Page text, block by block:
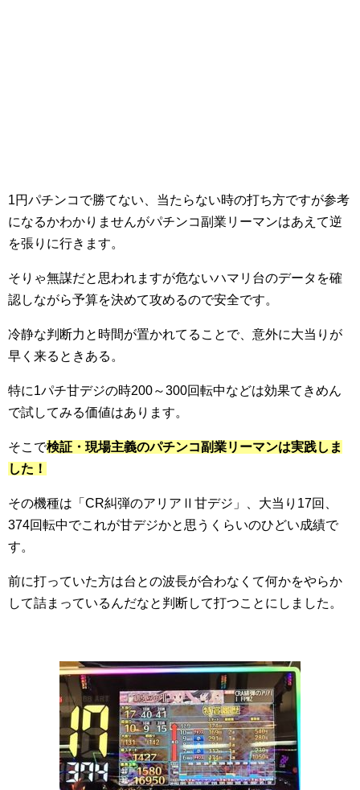
1円パチンコで勝てない、当たらない時の打ち方ですが参考
になるかわかりませんがパチンコ副業リーマンはあえて逆
を張りに行きます。
そりゃ無謀だと思われますが危ないハマリ台のデータを確
認しながら予算を決めて攻めるので安全です。
冷静な判断力と時間が置かれてることで、意外に大当りが
早く来るときある。
特に1パチ甘デジの時200～300回転中などは効果てきめん
で試してみる価値はあります。
そこで検証・現場主義のパチンコ副業リーマンは実践しま
した！
その機種は「CR糾弾のアリアⅡ甘デジ」、大当り17回、
374回転中でこれが甘デジかと思うくらいのひどい成績で
す。
前に打っていた方は台との波長が合わなくて何かをやらか
して詰まっているんだなと判断して打つことにしました。